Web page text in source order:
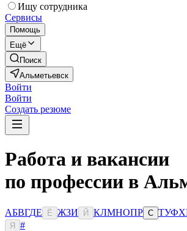
Ищу сотрудника
Сервисы
Помощь
Ещё
Поиск
Альметьевск
Войти
Войти
Создать резюме
Работа и вакансии
по профессии в
АБВГДЕ Ё ЖЗИ Й КЛМНОПР С ТУФХ
Я
#